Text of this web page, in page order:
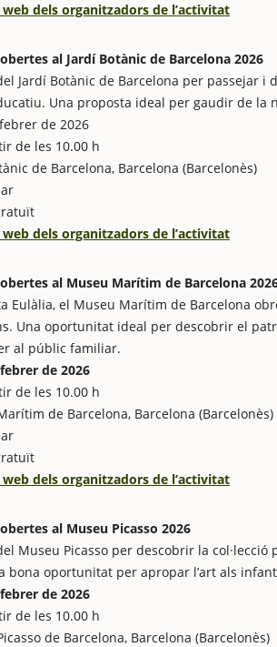
dels organitzadors de l’activitat
al Jardí Botànic de Barcelona 2026
Jardí Botànic de Barcelona per passejar
Una proposta ideal per gaudir de la
de 2026
de les 10.00 h
de Barcelona, Barcelona (Barcelonès)
dels organitzadors de l’activitat
al Museu Marítim de Barcelona
Eulàlia, el Museu Marítim de Barcelona
Una oportunitat ideal per descobrir el
al públic familiar.
de 2026
de les 10.00 h
de Barcelona, Barcelona (Barcelonès)
dels organitzadors de l’activitat
al Museu Picasso 2026
Museu Picasso per descobrir la
bona oportunitat per apropar l’art als
de 2026
de les 10.00 h
de Barcelona, Barcelona (Barcelonès)